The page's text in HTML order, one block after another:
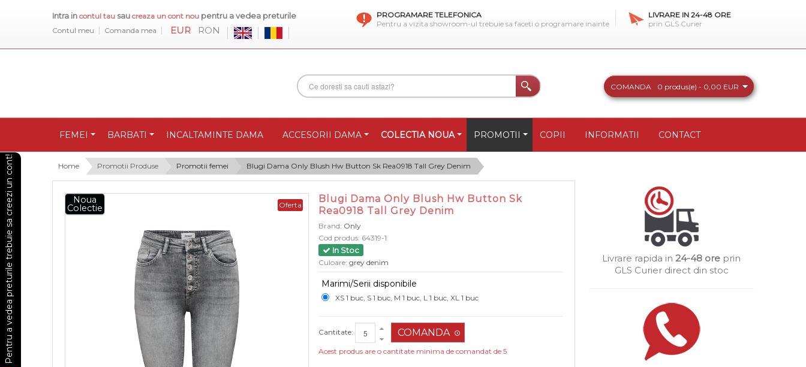
Intra in contul tau sau creaza un cont nou pentru a vedea preturile
Contul meu Comanda mea EUR RON
PROGRAMARE TELEFONICA
Pentru a vizita showroom-ul trebuie sa faceti o programare inainte
LIVRARE IN 24-48 ORE
prin GLS Curier
COMANDA 0 produs(e) - 0,00 EUR
FEMEI BARBATI INCALTAMINTE DAMA ACCESORII DAMA COLECTIA NOUA PROMOTII COPII INFORMATII CONTACT
Home Promotii Produse Promotii femei Blugi Dama Only Blush Hw Button Sk Rea0918 Tall Grey Denim
Oferta
Noua
Colectie
Blugi Dama Only Blush Hw Button Sk
Rea0918 Tall Grey Denim
Brand: Only
Cod produs: 64319-1
In Stoc
Culoare: grey denim
Marimi/Serii disponibile
XS 1 buc, S 1 buc, M 1 buc, L 1 buc, XL 1 buc
Cantitate:
Acest produs are o cantitate minima de comandat de 5
Livrare rapida in 24-48 ore prin
GLS Curier direct din stoc
Pentru a vedea preturile trebuie sa creezi un cont!